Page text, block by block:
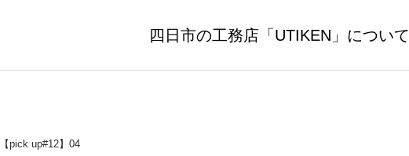
四日市の工務店「UTIKEN」について
【pick up#12】04